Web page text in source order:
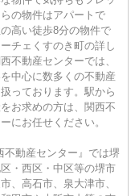
の物件はアパートで
高い徒歩8分の物件で
チェくすのき町の詳し
不動産センターでは、
中心に数多くの不動産
っております。駅から
お求めの方は、関西不
にお任せください。
不動産センター』では堺
・西区・中区等の堺市
、高石市、泉大津市、